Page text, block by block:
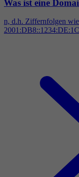
Was ist eine
n, d.h. Ziffernfolgen